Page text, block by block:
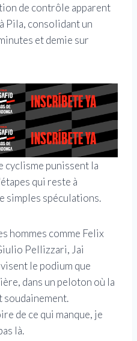
de contrôle apparent
Pila, consolidant un
et demie sur
cyclisme punissent la
qui reste à
simples spéculations.
hommes comme Felix
Pellizzari, Jai
le podium que
dans un peloton où la
de ce qui manque, je
là.